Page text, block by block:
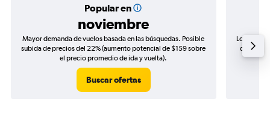
Popular en
noviembre
Mayor demanda de vuelos basada en las búsquedas. Posible
subida de precios del 22% (aumento potencial de $159 sobre
el precio promedio de ida y vuelta).
Buscar ofertas
Los
de